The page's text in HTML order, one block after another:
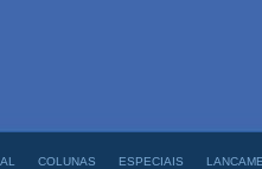
COLUNAS ESPECIAIS